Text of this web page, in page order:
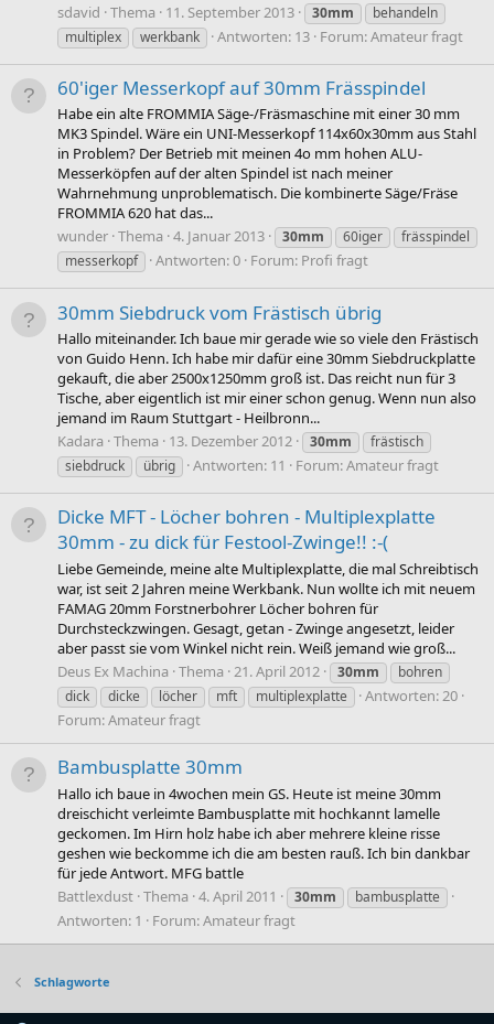
sdavid Thema 11. September 2013 30mm
behandeln
multiplex
werkbank Antworten: 13 Forum:Amateur fragt
60'iger Messerkopf auf 30mm Frässpindel
Habe ein alte FROMMIA Säge-/Fräsmaschine mit einer 30 mm
MK3 Spindel. Wäre ein UNI-Messerkopf 114x60x30mm aus Stahl
in Problem? Der Betrieb mit meinen 4o mm hohen ALU-
Messerköpfen auf der alten Spindel ist nach meiner
Wahrnehmung unproblematisch. Die kombinerte Säge/Fräse
FROMMIA 620 hat das...
wunder Thema 4. Januar 2013 30mm 60iger
frässpindel
messerkopf
Antworten: 0 Forum: Profi fragt
30mm Siebdruck vom Frästisch übrig
Hallo miteinander. Ich baue mir gerade wie so viele den Frästisch
von Guido Henn. Ich habe mir dafür eine 30mm Siebdruckplatte
gekauft, die aber 2500x1250mm groß ist. Das reicht nun für 3
Tische, aber eigentlich ist mir einer schon genug. Wenn nun also
jemand im Raum Stuttgart - Heilbronn...
Kadara Thema 13. Dezember 2012 30mm
frästisch
siebdruck
übrig Antworten: 11 Forum:Amateur fragt
Dicke MFT - Löcher bohren - Multiplexplatte
30mm - zu dick für Festool-Zwinge!! :-(
Liebe Gemeinde, meine alte Multiplexplatte, die mal Schreibtisch
war, ist seit 2 Jahren meine Werkbank. Nun wollte ich mit neuem
FAMAG 20mm Forstnerbohrer Löcher bohren für
Durchsteckzwingen. Gesagt, getan - Zwinge angesetzt, leider
aber passt sie vom Winkel nicht rein. Weiß jemand wie groß...
Deus Ex Machina Thema 21. April 2012 30mm
bohren
dick
dicke löcher mft multiplexplatte
Antworten: 20
Forum:Amateur fragt
Bambusplatte 30mm
Hallo ich baue in 4wochen mein GS. Heute ist meine 30mm
dreischicht verleimte Bambusplatte mit hochkannt lamelle
geckomen. Im Hirn holz habe ich aber mehrere kleine risse
geshen wie beckomme ich die am besten rauß. Ich bin dankbar
für jede Antwort. MFG battle
Battlexdust Thema 4. April 2011 30mm bambusplatte
Antworten: 1 Forum:Amateur fragt
Schlagworte